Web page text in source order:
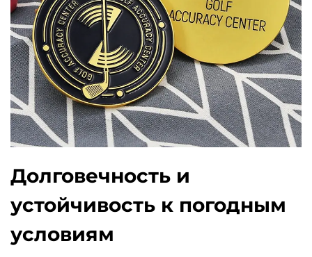
Долговечность и
устойчивость к погодным
условиям